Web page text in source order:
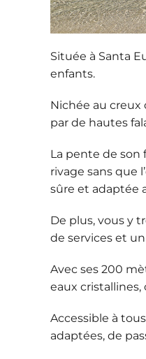
Située à Santa
enfants.
Nichée au creux
par de hautes
La pente de son
rivage sans que
sûre et adaptée
De plus, vous y
de services et un
Avec ses 200
eaux cristallines,
Accessible à
adaptées, de